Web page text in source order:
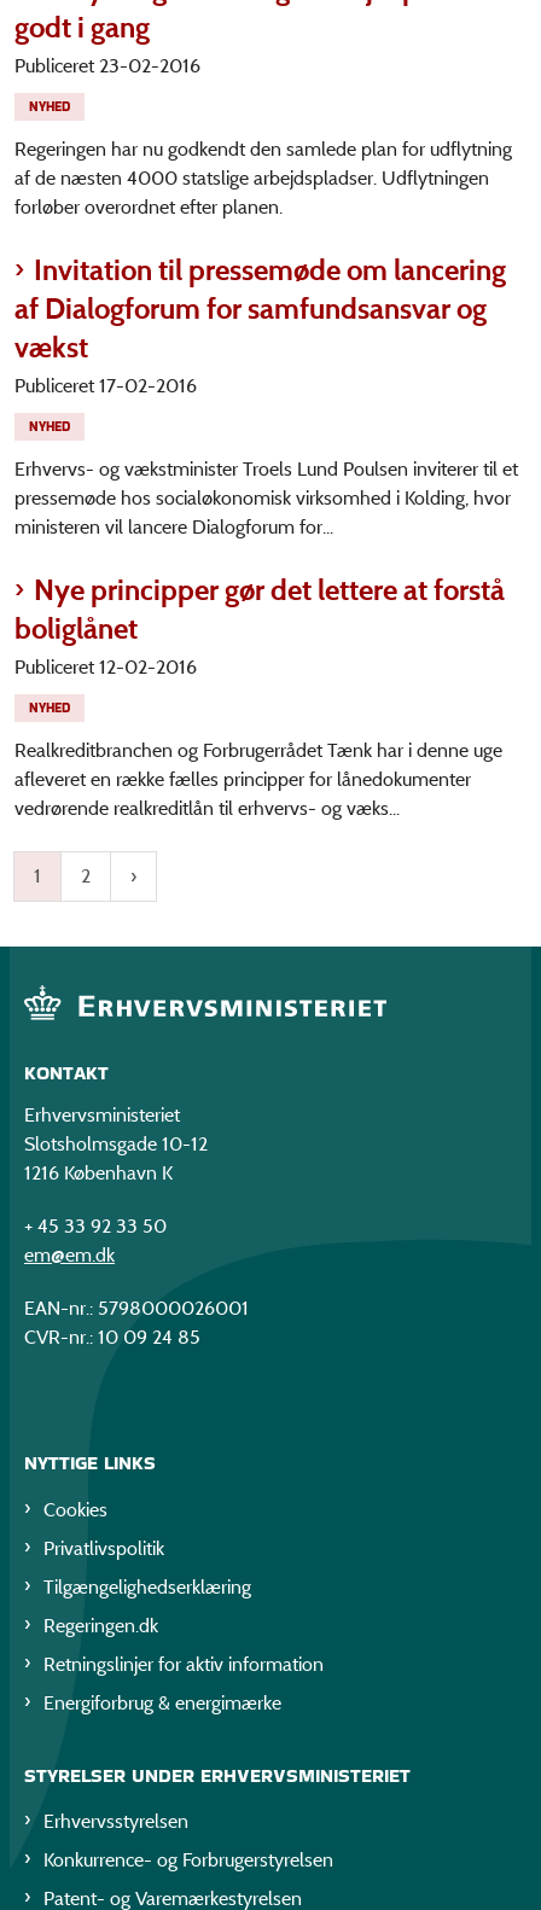
godt i gang
Publiceret 23-02-2016
NYHED
Regeringen har nu godkendt den samlede plan for udflytning
af de næsten 4000 statslige arbejdspladser. Udflytningen
forløber overordnet efter planen.
Invitation til pressemøde om lancering
af Dialogforum for samfundsansvar og
vækst
Publiceret 17-02-2016
NYHED
Erhvervs- og vækstminister Troels Lund Poulsen inviterer til et
pressemøde hos socialøkonomisk virksomhed i Kolding, hvor
ministeren vil lancere Dialogforum for...
Nye principper gør det lettere at forstå
boliglånet
Publiceret 12-02-2016
NYHED
Realkreditbranchen og Forbrugerrådet Tænk har i denne uge
afleveret en række fælles principper for lånedokumenter
vedrørende realkreditlån til erhvervs- og væks...
1 2
KONTAKT
Erhvervsministeriet
Slotsholmsgade 10-12
1216 København K
+ 45 33 92 33 50
em@em.dk
EAN-nr.: 5798000026001
CVR-nr.: 10 09 24 85
NYTTIGE LINKS
Cookies
Privatlivspolitik
Tilgængelighedserklæring
Regeringen.dk
Retningslinjer for aktiv information
Energiforbrug & energimærke
STYRELSER UNDER ERHVERVSMINISTERIET
Erhvervsstyrelsen
Konkurrence- og Forbrugerstyrelsen
Patent- og Varemærkestyrelsen